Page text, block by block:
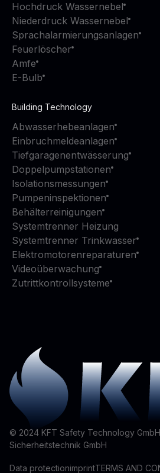
Hochdruck Wassernebel
Niederdruck Wassernebel
Sprachalarmierungsanlagen
Feuerlöscher
Amfe
E-Bulb
Building Technology
Abwasserhebeanlagen
Einbruchmeldeanlagen
Tiefgaragenentwässerung
Doppelpumpstationen
Isolationsmessungen
Pumpeninspektionen
Behälterreinigungen
Systemtrenner Heizung
Systemtrenner Trinkwasser
Elektromotorenreparaturen
Videoüberwachung
Zutrittkontrollsysteme
© 2024 KFT Safety Technology GmbH
Sicherheitstechnik GmbH
Data protectionimprintTERMS AND